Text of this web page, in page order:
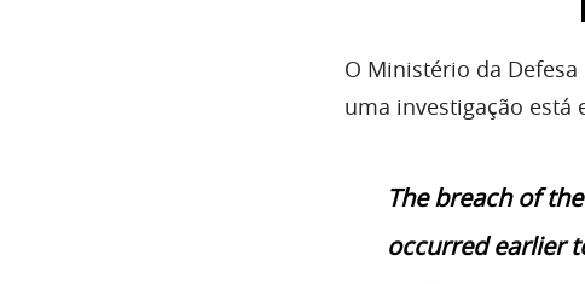
O Ministério da
uma investigação está
The breach of
occurred earlier